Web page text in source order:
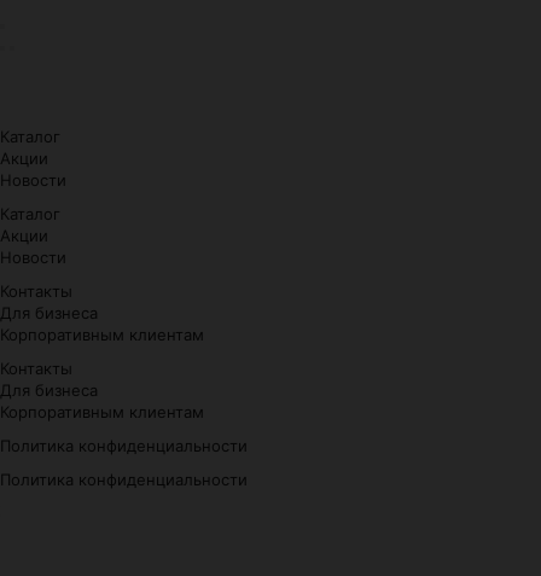
Каталог
Акции
Новости
Каталог
Акции
Новости
Контакты
Для бизнеса
Корпоративным клиентам
Контакты
Для бизнеса
Корпоративным клиентам
Политика конфиденциальности
Политика конфиденциальности